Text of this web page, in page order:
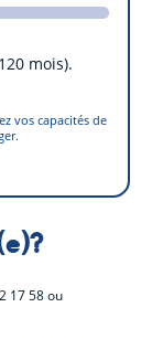
mois).
vos capacités de
17 58ou